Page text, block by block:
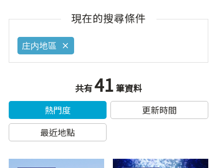
現在的搜尋條件
庄内地區
共有41筆資料
熱門度
更新時間
最近地點